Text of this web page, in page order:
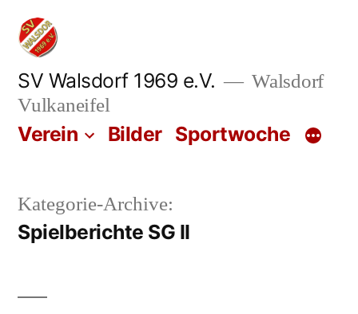
Zum
Inhalt
springen
SV Walsdorf 1969 e.V.
Walsdorf
Vulkaneifel
Verein Bilder Sportwoche
Kategorie-Archive:
Spielberichte SG II